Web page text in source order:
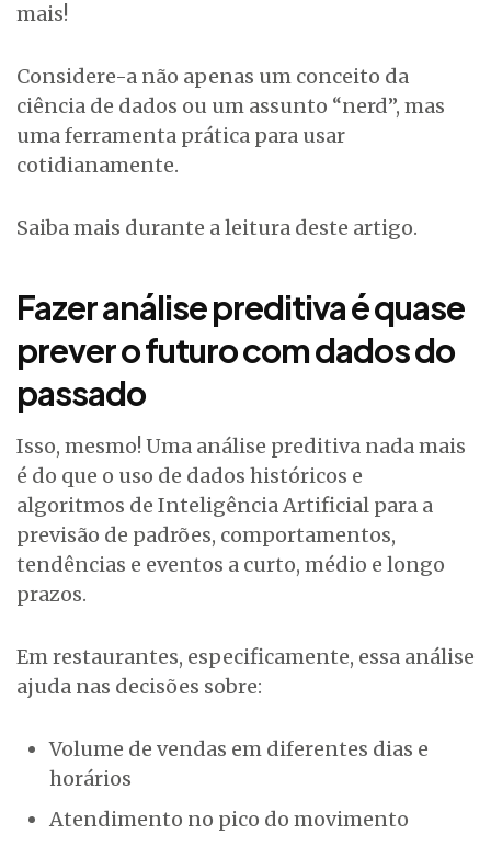
mais!
Considere-a não apenas um conceito da
ciência de dados ou um assunto “nerd”, mas
uma ferramenta prática para usar
cotidianamente.
Saiba mais durante a leitura deste artigo.
Fazer análise preditiva é quase
prever o futuro com dados do
passado
Isso, mesmo! Uma análise preditiva nada mais
é do que o uso de dados históricos e
algoritmos de Inteligência Artificial para a
previsão de padrões, comportamentos,
tendências e eventos a curto, médio e longo
prazos.
Em restaurantes, especificamente, essa análise
ajuda nas decisões sobre:
Volume de vendas em diferentes dias e
horários
Atendimento no pico do movimento